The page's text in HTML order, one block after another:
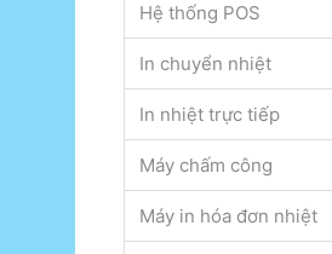
Hệ thống POS
In chuyển nhiệt
In nhiệt trực tiếp
Máy chấm công
Máy in hóa đơn nhiệt